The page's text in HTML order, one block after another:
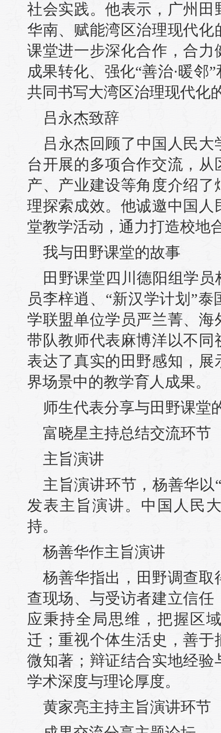
社会实践。他表示，广州
华南、赋能湾区治理现代
课堂进一步深化合作，合
成果转化、强化“善治·暖邻
共同书写大湾区治理现代化
吕永杰致辞
吕永杰回顾了中国人民
台开展的多项合作交流，
产、产业建设等角度介绍
理探索成效。他诚邀中国
堂教学活动，通力打造校地
我与田野课堂的故事
田野课堂四川德阳组学
员李梓逍、“新汉学计划”
学联盟单位学员严兰菁、
带队教师代表麻博洋以不
表达了真实的田野感知，
界场景中的教学育人成果。
师生代表分享与田野课堂
富晓星主持总结交流环节
主旨演讲
主旨演讲环节，杨善华以
发表主旨演讲。中国人民
持。
杨善华作主旨演讲
杨善华指出，田野调查
查现场、与受访者建立信
应秉持全局思维，把握区
迁；重视个体生活史，善
微知著；辩证结合实地经
学术深度与理论厚度。
黄家亮主持主旨演讲环节